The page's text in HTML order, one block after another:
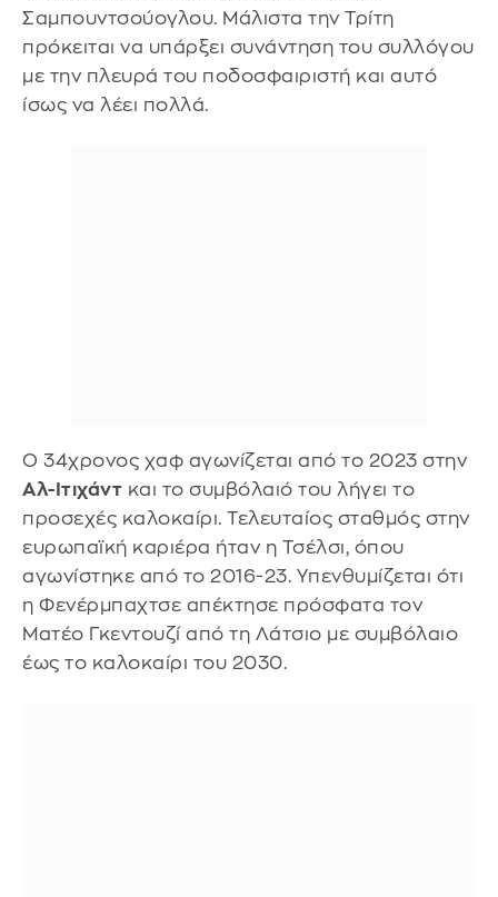
Σαμπουντσούογλου. Μάλιστα την Τρίτη
πρόκειται να υπάρξει συνάντηση του συλλόγου
με την πλευρά του ποδοσφαιριστή και αυτό
ίσως να λέει πολλά.
Ο 34χρονος χαφ αγωνίζεται από το 2023 στην
Αλ-Ιτιχάντ και το συμβόλαιό του λήγει το
προσεχές καλοκαίρι. Τελευταίος σταθμός στην
ευρωπαϊκή καριέρα ήταν η Τσέλσι, όπου
αγωνίστηκε από το 2016-23. Υπενθυμίζεται ότι
η Φενέρμπαχτσε απέκτησε πρόσφατα τον
Ματέο Γκεντουζί από τη Λάτσιο με συμβόλαιο
έως το καλοκαίρι του 2030.